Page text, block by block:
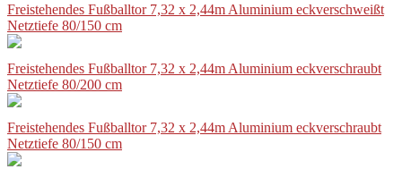
Freistehendes Fußballtor 7,32 x 2,44m Aluminium eckverschweißt
Netztiefe 80/150 cm
Freistehendes Fußballtor 7,32 x 2,44m Aluminium eckverschraubt
Netztiefe 80/200 cm
Freistehendes Fußballtor 7,32 x 2,44m Aluminium eckverschraubt
Netztiefe 80/150 cm